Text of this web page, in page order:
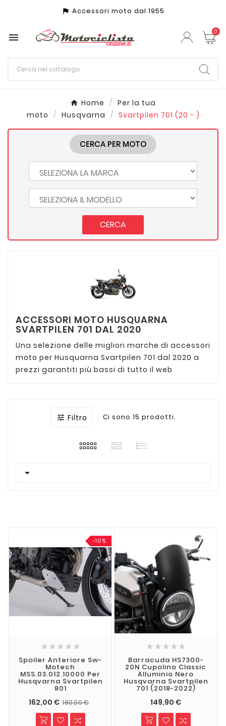
assistant_photo Accessori moto dal 1955
 0
Home
Per la tua
moto
Husqvarna Svartpilen 701 (20 - )
CERCA PER MOTO
CERCA
ACCESSORI MOTO HUSQUARNA
SVARTPILEN 701 DAL 2020
Una selezione delle migliori marche di accessori
moto per Husquarna Svartpilen 701 dal 2020 a
prezzi garantiti più bassi di tutto il web
 Filtro Ci sono 15 prodotti.

-10%
    
Spoiler Anteriore Sw-
Motech
MSS.03.012.10000 Per
Husqvarna Svartpilen
801
162,00 € 180,00 €
    
Barracuda HS7300-
20N Cupolino Classic
Alluminio Nero
Husqvarna Svartpilen
701 (2018-2022)
149,90 €